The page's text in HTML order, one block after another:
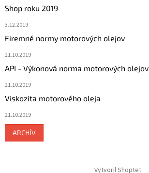
Shop roku 2019
3.12.2019
Firemné normy motorových olejov
21.10.2019
API - Výkonová norma motorových olejov
21.10.2019
Viskozita motorového oleja
21.10.2019
ARCHÍV
Vytvoril Shoptet